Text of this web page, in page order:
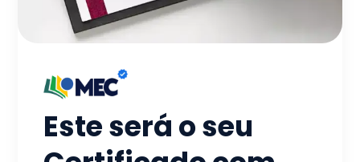
Este será o seu